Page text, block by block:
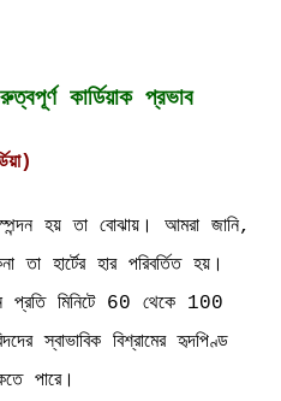
কার্ডিয়াক প্রভাব
হয় তা বোঝায়। আমরা জানি,
তা হার্টের হার পরিবর্তিত হয়।
প্রতি মিনিটে 60 থেকে 100
স্বাভাবিক বিশ্রামের হৃদপিণ্ড
পারে।